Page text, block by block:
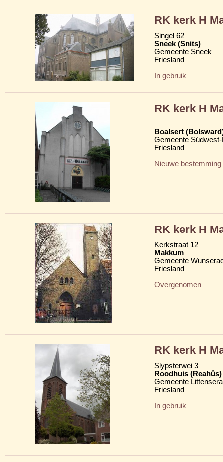
RK kerk H
Singel 62
Sneek (Snits)
Gemeente Sneek
Friesland
In gebruik
RK kerk H
Boalsert
Gemeente
Friesland
Nieuwe bestemming
RK kerk H
Kerkstraat 12
Makkum
Gemeente
Friesland
Overgenomen
RK kerk H
Slypsterwei 3
Roodhuis (Reahûs)
Gemeente
Friesland
In gebruik